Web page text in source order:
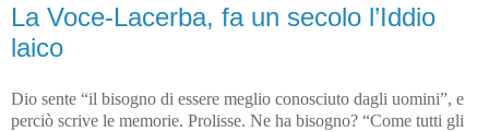
La Voce-Lacerba, fa un secolo l’Iddio
laico
Dio sente “il bisogno di essere meglio conosciuto dagli uomini”, e
perciò scrive le memorie. Prolisse. Ne ha bisogno? “Come tutti gli